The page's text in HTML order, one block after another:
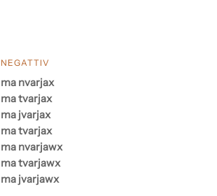
NEGATTIV
ma nvarjax
ma tvarjax
ma jvarjax
ma tvarjax
ma nvarjawx
ma tvarjawx
ma jvarjawx